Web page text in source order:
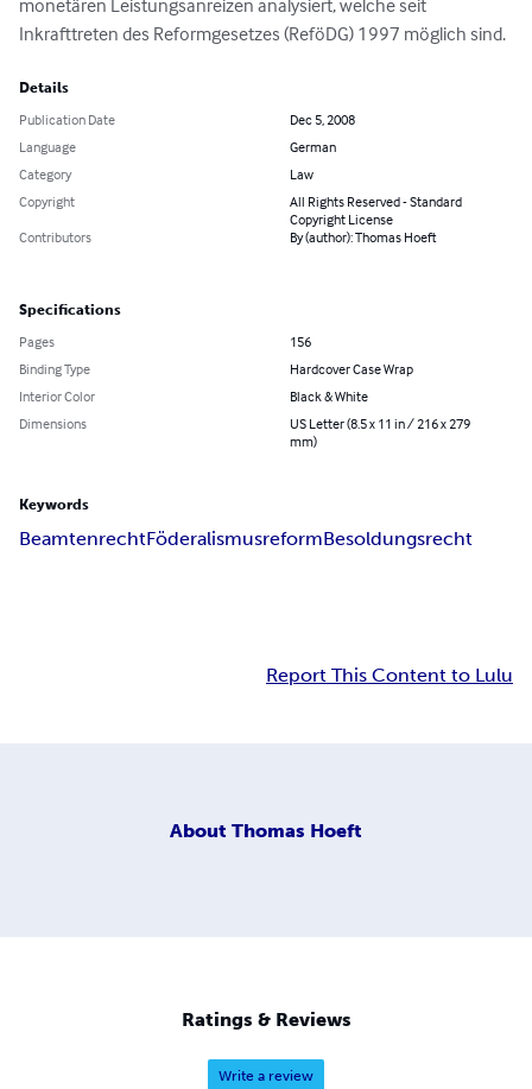
monetären Leistungsanreizen analysiert, welche seit
Inkrafttreten des Reformgesetzes (ReföDG) 1997 möglich sind.
Details
Publication Date
Dec 5, 2008
Language
German
Category
Law
Copyright
All Rights Reserved - Standard
Copyright License
Contributors
By (author): Thomas Hoeft
Specifications
Pages
156
Binding Type
Hardcover Case Wrap
Interior Color
Black & White
Dimensions
US Letter (8.5 x 11 in / 216 x 279
mm)
Keywords
BeamtenrechtFöderalismusreformBesoldungsrecht
Report This Content to Lulu
About Thomas Hoeft
Ratings & Reviews
Write a review